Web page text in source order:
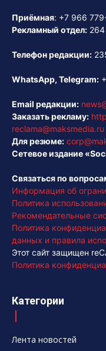
Приёмная: +7 966
Рекламный отдел:
Телефон редакции:
WhatsApp, Telegram:
Email редакции:
Заказать рекламу:
reclama@maksmedia.ru
Для резюме:
Сетевое издание
Связаться по
Информация об
Политика
Рекомендательные
Политика
данных и правила
Этот сайт защищен
Политика
Категории
Лента новостей